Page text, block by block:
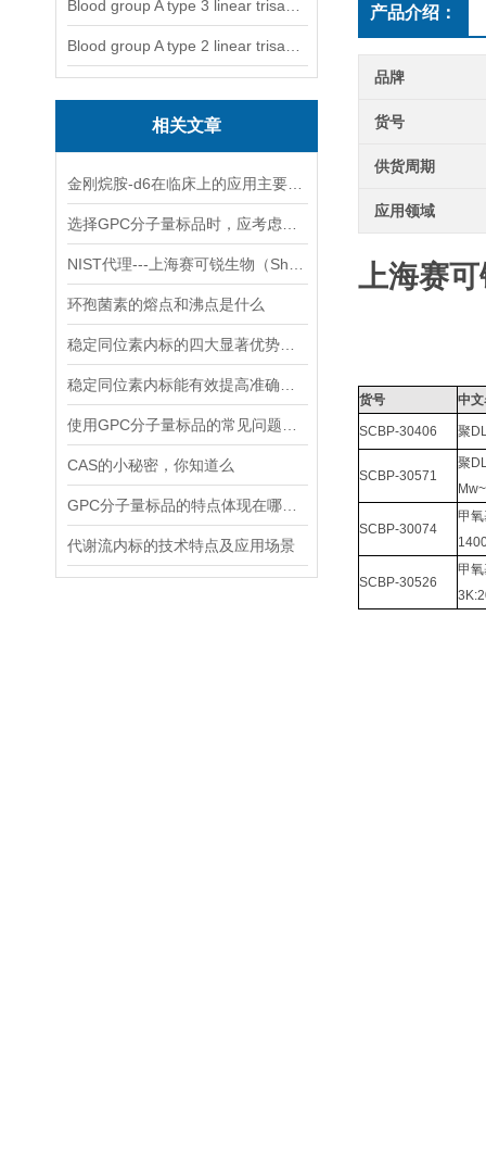
相关文章
环孢菌素的熔点和沸点是什么
CAS的小秘密，你知道么
代谢流内标的技术特点及应用场景
产品介绍：
品牌
货号
供货周期
应用领域
上海赛
货号 中
SCBP-30406 聚
SCBP-30571
聚
SCBP-30074
甲
SCBP-30526
甲